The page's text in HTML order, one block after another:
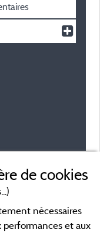
de cookies
nécessaires
et aux